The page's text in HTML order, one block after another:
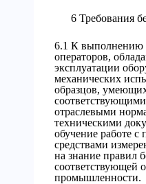
6 Требования
6.1 К выполнению
операторов,
эксплуатации
механических
образцов,
отраслевыми
техническими
обучение работе
средствами
на знание правил
соответствующей
промышленности.